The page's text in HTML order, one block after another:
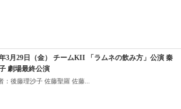
3月29日（金） チームKII 「ラムネの飲み方」公演 秦
劇場最終公演
：後藤理沙子 佐藤聖羅 佐藤...